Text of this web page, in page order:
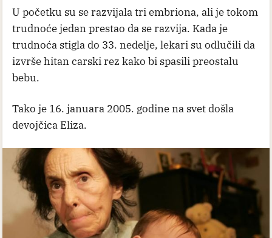
U početku su se razvijala tri embriona, ali je tokom
trudnoće jedan prestao da se razvija. Kada je
trudnoća stigla do 33. nedelje, lekari su odlučili da
izvrše hitan carski rez kako bi spasili preostalu
bebu.
Tako je 16. januara 2005. godine na svet došla
devojčica Eliza.